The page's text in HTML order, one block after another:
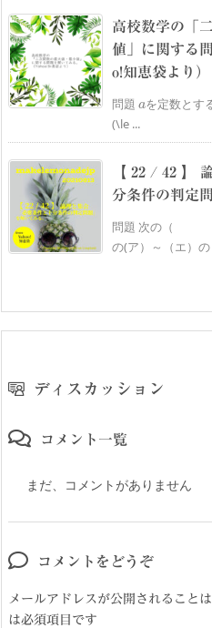
高校数学の「
値」に関する
o!知恵袋より）
問題 を定数とす
(\le ...
【 22 / 42 】
分条件の判定
問題 次の（ ）
の(ア）～（エ）
ディスカッション
コメント一覧
まだ、コメントがありません
コメントをどうぞ
メールアドレスが公開されることは
は必須項目です